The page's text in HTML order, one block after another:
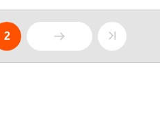
2